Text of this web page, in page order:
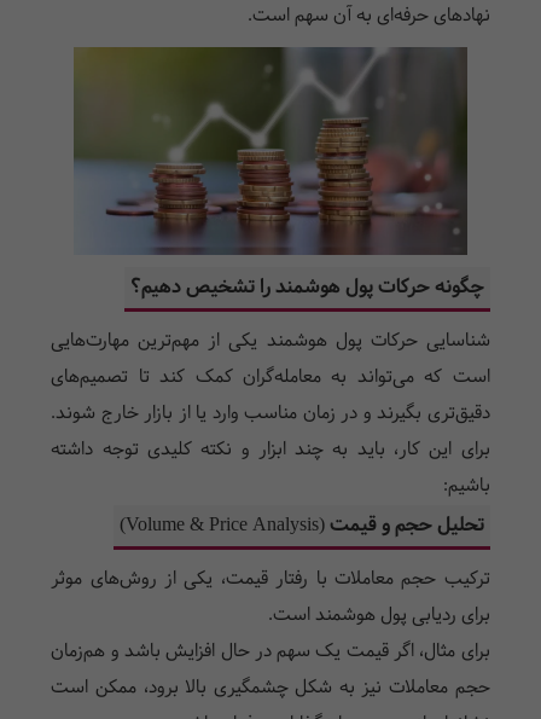
نهادهای حرفه‌ای به آن سهم است.
چگونه حرکات پول هوشمند را تشخیص دهیم؟
شناسایی حرکات پول هوشمند یکی از مهم‌ترین مهارت‌هایی
است که می‌تواند به معامله‌گران کمک کند تا تصمیم‌های
دقیق‌تری بگیرند و در زمان مناسب وارد یا از بازار خارج شوند.
برای این کار، باید به چند ابزار و نکته کلیدی توجه داشته
باشیم:
تحلیل حجم و قیمت (Volume & Price Analysis
)
ترکیب حجم معاملات با رفتار قیمت، یکی از روش‌های موثر
برای ردیابی پول هوشمند است.
برای مثال، اگر قیمت یک سهم در حال افزایش باشد و هم‌زمان
حجم معاملات نیز به شکل چشمگیری بالا برود، ممکن است